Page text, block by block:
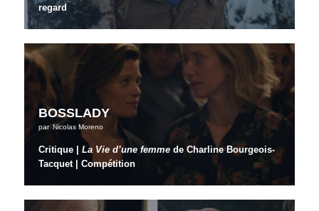
regard
BOSSLADY
par Nicolas Moreno
Critique |La Vie d’une femme de Charline Bourgeois-
Tacquet | Compétition